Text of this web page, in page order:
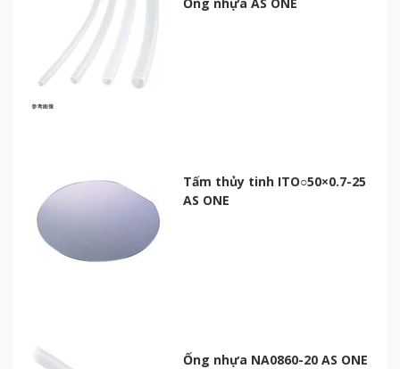
Tấm thủy tinh ITO○50×0.7-25
AS ONE
Ống nhựa NA0860-20 AS ONE